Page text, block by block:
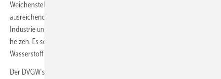
Weichenstellungen können über die deutschen Verteilnetze
ausreichende Mengen für alle Sektoren zur Verfügung stehen – für die
Industrie und auch für die über 20 Mio. Haushalte, die heute mit Gas
heizen. Es sollten also alle Sektoren für die Anwendung von
Wasserstoff berücksichtigt werden.“
Der DVGW sieht mit der Studie auch entkräftet, dass klimafreundliche